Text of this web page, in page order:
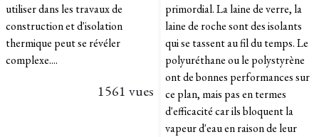
utiliser dans les travaux de
construction et d'isolation
thermique peut se révéler
complexe....
1561 vues
primordial. La laine de verre, la
laine de roche sont des isolants
qui se tassent au fil du temps. Le
polyuréthane ou le polystyrène
ont de bonnes performances sur
ce plan, mais pas en termes
d'efficacité car ils bloquent la
vapeur d'eau en raison de leur